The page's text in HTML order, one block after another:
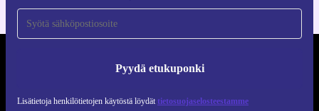
Pyydä etukuponki
Lisätietoja henkilötietojen käytöstä löydät tietosuojaselosteestamme